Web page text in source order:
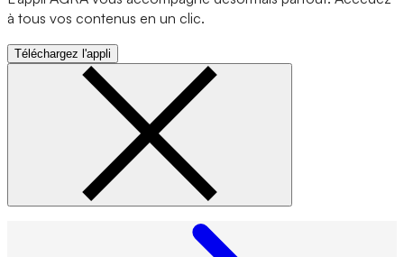
à tous vos contenus en un clic.
Téléchargez l'appli